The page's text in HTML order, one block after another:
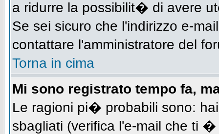
a ridurre la possibilit� di avere
Se sei sicuro che l'indirizzo e-
contattare l'amministratore del
Torna in cima
Mi sono registrato tempo fa,
Le ragioni pi� probabili sono:
sbagliati (verifica l'e-mail che ti